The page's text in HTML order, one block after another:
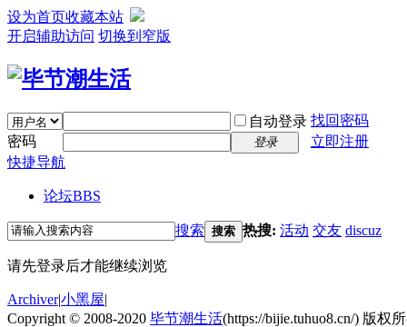
设为首页收藏本站
开启辅助访问 切换到窄版
自动登录 找回密码
密码
登录
立即注册
快捷导航
论坛BBS
搜索 搜索 热搜: 活动 交友 discuz
请先登录后才能继续浏览
Archiver|小黑屋|
Copyright © 2008-2020 毕节潮生活(https://bijie.tuhuo8.cn/) 版权